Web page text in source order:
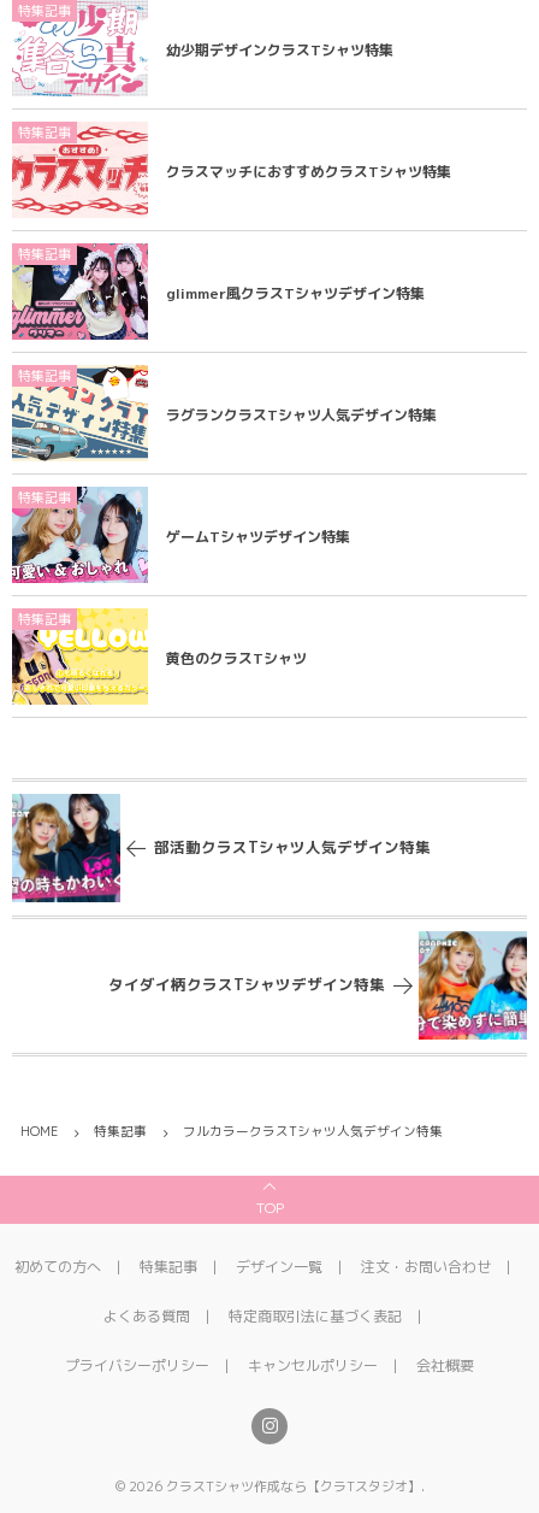
特集記事
幼少期デザインクラスTシャツ特集
特集記事
クラスマッチにおすすめクラスTシャツ特集
特集記事
glimmer風クラスTシャツデザイン特集
特集記事
ラグランクラスTシャツ人気デザイン特集
特集記事
ゲームTシャツデザイン特集
特集記事
黄色のクラスTシャツ
部活動クラスTシャツ人気デザイン特集
タイダイ柄クラスTシャツデザイン特集
HOME 特集記事 フルカラークラスTシャツ人気デザイン特集
TOP
初めての方へ 特集記事 デザイン一覧 注文・お問い合わせ
よくある質問 特定商取引法に基づく表記
プライバシーポリシー キャンセルポリシー 会社概要
© 2026 クラスTシャツ作成なら【クラTスタジオ】 .